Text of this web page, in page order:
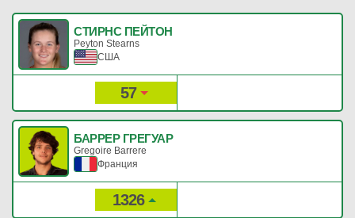
СТИРНС ПЕЙТОН
Peyton Stearns
США
57
БАРРЕР ГРЕГУАР
Gregoire Barrere
Франция
1326